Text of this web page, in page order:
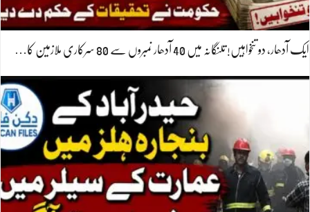
ایک آدھار، دو تنخواہیں! تلنگانہ میں 40 آدھار نمبروں سے 80 سرکاری ملازمین کا…